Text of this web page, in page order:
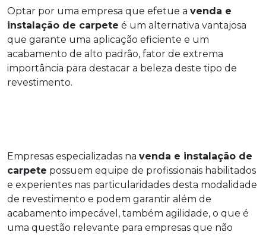
Optar por uma empresa que efetue a venda e
instalação de carpete é um alternativa vantajosa
que garante uma aplicação eficiente e um
acabamento de alto padrão, fator de extrema
importância para destacar a beleza deste tipo de
revestimento.
Empresas especializadas na venda e instalação de
carpete possuem equipe de profissionais habilitados
e experientes nas particularidades desta modalidade
de revestimento e podem garantir além de
acabamento impecável, também agilidade, o que é
uma questão relevante para empresas que não